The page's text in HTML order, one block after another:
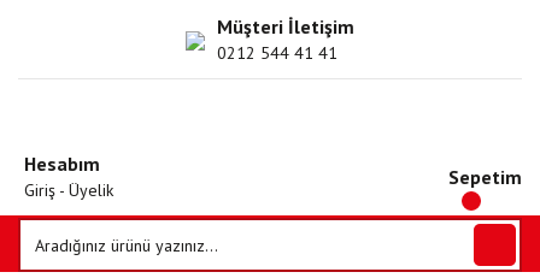
Müşteri İletişim
0212 544 41 41
Hesabım
Giriş - Üyelik
Sepetim